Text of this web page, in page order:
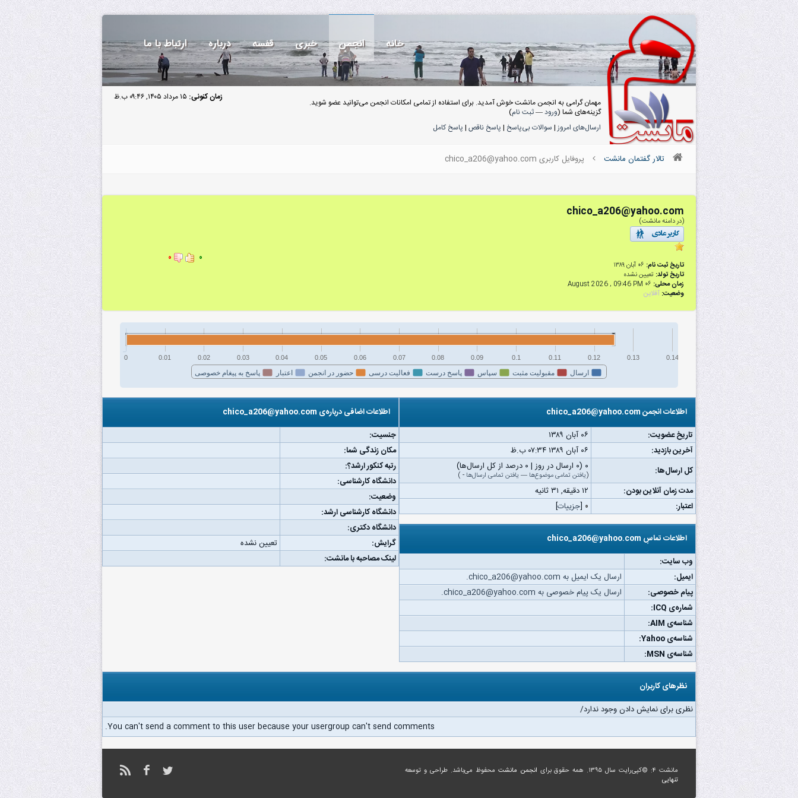
خانه انجمن خبری قفسه درباره ارتباط با ما
زمان کنونی: ۱۵ مرداد ۱۴۰۵, ۰۹:۴۶ ب.ظ
مهمان گرامی به انجمن مانشت خوش آمدید. برای استفاده از تمامی امکانات انجمن می‌توانید عضو شوید.
گزینه‌های شما (ورود—ثبت نام)
ارسال‌های امروز| سوالات بی‌پاسخ | پاسخ ناقص | پاسخ کامل
تالار گفتمان مانشت پروفایل کاربری chico_a206@yahoo.com
chico_a206@yahoo.com
(در دامنه مانشت)
تاریخ ثبت نام: ۰۶ آبان ۱۳۸۹
تاریخ تولد: تعیین نشده
زمان محلی: ۰۶ August 2026 , 09:46 PM
وضعیت: آفلاین
۰ ۰
ارسال مقبولیت مثبت سپاس پاسخ درست فعالیت درسی حضور در انجمن اعتبار پاسخ به پیغام خصوصی
0 0.01 0.02 0.03 0.04 0.05 0.06 0.07 0.08 0.09 0.1 0.11 0.12 0.13 0.14
اطلاعات انجمن chico_a206@yahoo.com
تاریخ عضویت:
۰۶ آبان ۱۳۸۹
آخرین بازدید:
۰۶ آبان ۱۳۸۹ ۰۷:۳۴ ب.ظ
کل ارسال‌ها:
۰ (۰ ارسال در روز | ۰ درصد از کل ارسال‌ها)
(یافتن تمامی موضوع‌ها — یافتن تمامی ارسال‌ها -
)
مدت زمان آنلاین بودن:
۱۲ دقیقه, ۳۱ ثانیه
اعتبار:
۰ [جزییات]
اطلاعات تماسِ chico_a206@yahoo.com
وب‌ سایت:
ایمیل:
ارسال یک ایمیل به chico_a206@yahoo.com.
پیام خصوصی:
ارسال یک پیام خصوصی به chico_a206@yahoo.com.
شماره‌ی ICQ:
شناسه‌ی AIM:
شناسه‌ی Yahoo:
شناسه‌ی MSN:
اطلاعات اضافی درباره‌ی chico_a206@yahoo.com
جنسیت:
مکان زندگی شما:
رتبه کنکور ارشد؟:
دانشگاه کارشناسی:
وضعیت:
دانشگاه کارشناسی ارشد:
دانشگاه دکتری:
گرایش:
تعیین نشده
لینک مصاحبه با مانشت:
نظرهای کاربران
نظری برای نمایش دادن وجود ندارد/
You can't send a comment to this user because your usergroup can't send comments.
مانشت ۴: ©کپی‌رایت سال ۱۳۹۵. همه حقوق برای انجمن مانشت محفوظ می‌باشد. طراحی و توسعه
تنهایی